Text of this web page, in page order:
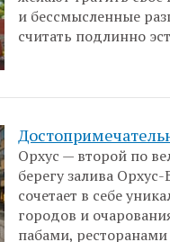
и бессмысленные
считать подлинно
Орхус — второй по
берегу залива
сочетает в себе
городов и
пабами,